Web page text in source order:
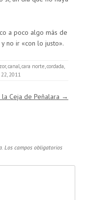
a poco algo más de
no ir «con lo justo».
,canal,cara norte,cordada,
2011
Ceja de Peñalara →
Los campos obligatorios